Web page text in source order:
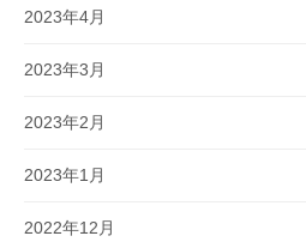
2023年4月
2023年3月
2023年2月
2023年1月
2022年12月